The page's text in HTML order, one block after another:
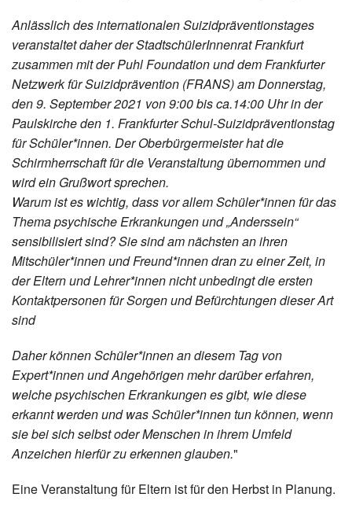
Anlässlich des internationalen Suizidpräventionstages
veranstaltet daher der StadtschülerInnenrat Frankfurt
zusammen mit der Puhl Foundation und dem Frankfurter
Netzwerk für Suizidprävention (FRANS) am Donnerstag,
den 9. September 2021 von 9:00 bis ca.14:00 Uhr in der
Paulskirche den 1. Frankfurter Schul-Suizidpräventionstag
für Schüler*innen. Der Oberbürgermeister hat die
Schirmherrschaft für die Veranstaltung übernommen und
wird ein Grußwort sprechen.
Warum ist es wichtig, dass vor allem Schüler*innen für das
Thema psychische Erkrankungen und „Anderssein“
sensibilisiert sind? Sie sind am nächsten an ihren
Mitschüler*innen und Freund*innen dran zu einer Zeit, in
der Eltern und Lehrer*innen nicht unbedingt die ersten
Kontaktpersonen für Sorgen und Befürchtungen dieser Art
sind
Daher können Schüler*innen an diesem Tag von
Expert*innen und Angehörigen mehr darüber erfahren,
welche psychischen Erkrankungen es gibt, wie diese
erkannt werden und was Schüler*innen tun können, wenn
sie bei sich selbst oder Menschen in ihrem Umfeld
Anzeichen hierfür zu erkennen glauben."
Eine Veranstaltung für Eltern ist für den Herbst in Planung.